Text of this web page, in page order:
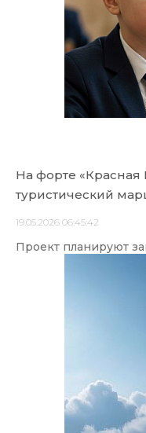
На форте «Красная
туристический
19.05.2026 06:45:42
Проект планируют